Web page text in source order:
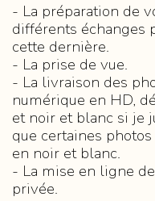
- La préparation de
différents échanges
cette dernière.
- La prise de vue.
- La livraison des
numérique en HD,
et noir et blanc si je
que certaines
en noir et blanc.
- La mise en ligne
privée.